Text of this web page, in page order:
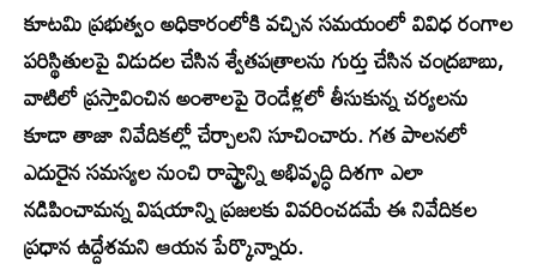
కూటమి ప్రభుత్వం అధికారంలోకి వచ్చిన సమయంలో వివిధ రంగాల
పరిస్థితులపై విడుదల చేసిన శ్వేతపత్రాలను గుర్తు చేసిన చంద్రబాబు,
వాటిలో ప్రస్తావించిన అంశాలపై రెండేళ్లలో తీసుకున్న చర్యలను
కూడా తాజా నివేదికల్లో చేర్చాలని సూచించారు. గత పాలనలో
ఎదురైన సమస్యల నుంచి రాష్ట్రాన్ని అభివృద్ధి దిశగా ఎలా
నడిపించామన్న విషయాన్ని ప్రజలకు వివరించడమే ఈ నివేదికల
ప్రధాన ఉద్దేశమని ఆయన పేర్కొన్నారు.